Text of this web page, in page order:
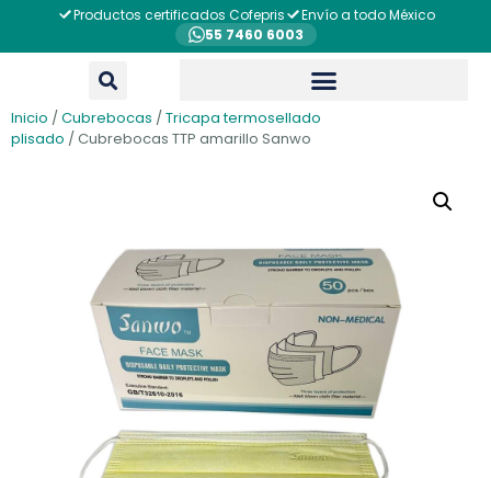
Productos certificados Cofepris
Envío a todo México
55 7460 6003
Inicio /Cubrebocas /Tricapa termosellado
plisado / Cubrebocas TTP amarillo Sanwo